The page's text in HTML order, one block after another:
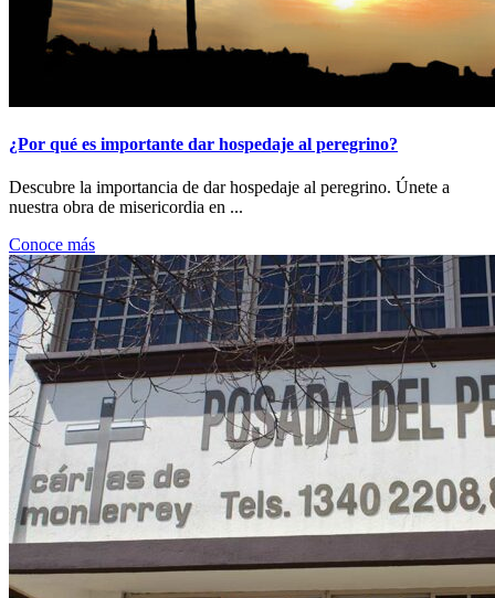
¿Por qué es importante dar hospedaje al peregrino?
Descubre la importancia de dar hospedaje al peregrino. Únete a
nuestra obra de misericordia en ...
Conoce más